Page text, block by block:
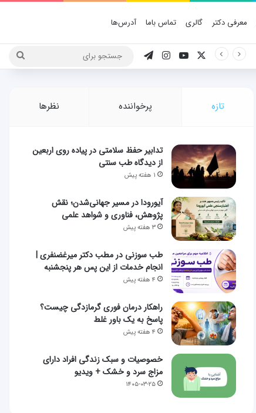
معرفی دکتر گالری تماس باما آدرس‌ها
یوتیوباینستاگرام
تلگرام
تازه پرخواننده نظرها
تدابیر حفظ سلامتی در پیاده روی اربعین
از دیدگاه طب سنتی
۱ هفته پیش
آیورودا در مسیر جهانی‌شدن؛ نقش
پژوهش، فناوری و شواهد علمی
۳ هفته پیش
طب سوزنی در مطب دکتر میرغضنفری |
انجام خدمات از این پس هر پنجشنبه
۴ هفته پیش
راهکار درمان فوری گرمازدگی چیست؟
پاسخ به یک باور غلط
۴ هفته پیش
خصوصیات و سبک زندگی افراد دارای
مزاج سرد و خشک + ویدیو
۱۴۰۵-۰۳-۲۵